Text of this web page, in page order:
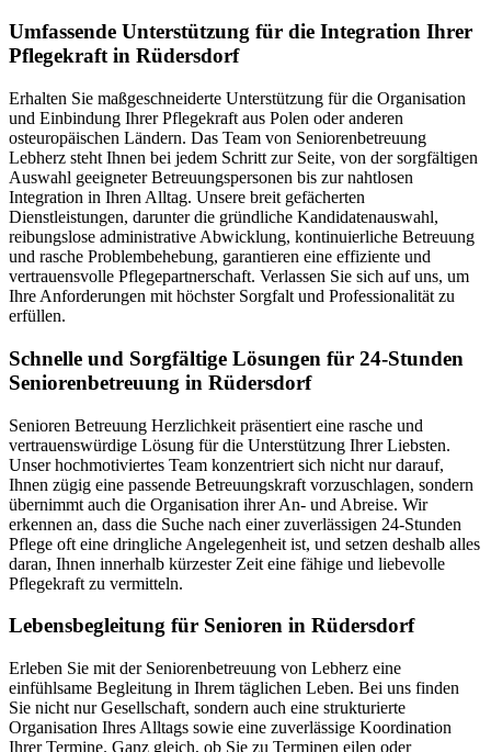
Umfassende Unterstützung für die Integration Ihrer
Pflegekraft in Rüdersdorf
Erhalten Sie maßgeschneiderte Unterstützung für die Organisation
und Einbindung Ihrer Pflegekraft aus Polen oder anderen
osteuropäischen Ländern. Das Team von Seniorenbetreuung
Lebherz steht Ihnen bei jedem Schritt zur Seite, von der sorgfältigen
Auswahl geeigneter Betreuungspersonen bis zur nahtlosen
Integration in Ihren Alltag. Unsere breit gefächerten
Dienstleistungen, darunter die gründliche Kandidatenauswahl,
reibungslose administrative Abwicklung, kontinuierliche Betreuung
und rasche Problembehebung, garantieren eine effiziente und
vertrauensvolle Pflegepartnerschaft. Verlassen Sie sich auf uns, um
Ihre Anforderungen mit höchster Sorgfalt und Professionalität zu
erfüllen.
Schnelle und Sorgfältige Lösungen für 24-Stunden
Seniorenbetreuung in Rüdersdorf
Senioren Betreuung Herzlichkeit präsentiert eine rasche und
vertrauenswürdige Lösung für die Unterstützung Ihrer Liebsten.
Unser hochmotiviertes Team konzentriert sich nicht nur darauf,
Ihnen zügig eine passende Betreuungskraft vorzuschlagen, sondern
übernimmt auch die Organisation ihrer An- und Abreise. Wir
erkennen an, dass die Suche nach einer zuverlässigen 24-Stunden
Pflege oft eine dringliche Angelegenheit ist, und setzen deshalb alles
daran, Ihnen innerhalb kürzester Zeit eine fähige und liebevolle
Pflegekraft zu vermitteln.
Lebensbegleitung für Senioren in Rüdersdorf
Erleben Sie mit der Seniorenbetreuung von Lebherz eine
einfühlsame Begleitung in Ihrem täglichen Leben. Bei uns finden
Sie nicht nur Gesellschaft, sondern auch eine strukturierte
Organisation Ihres Alltags sowie eine zuverlässige Koordination
Ihrer Termine. Ganz gleich, ob Sie zu Terminen eilen oder